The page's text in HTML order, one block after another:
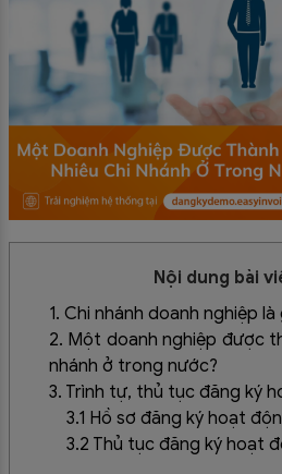
Nội dung bài
1. Chi nhánh doanh nghiệp là
2. Một doanh nghiệp được
nhánh ở trong nước?
3. Trình tự, thủ tục đăng ký
3.1 Hồ sơ đăng ký hoạt
3.2 Thủ tục đăng ký hoạt